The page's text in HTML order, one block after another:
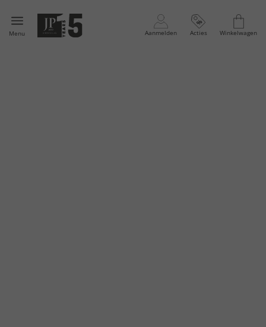
Menu Aanmelden Acties Winkelwagen